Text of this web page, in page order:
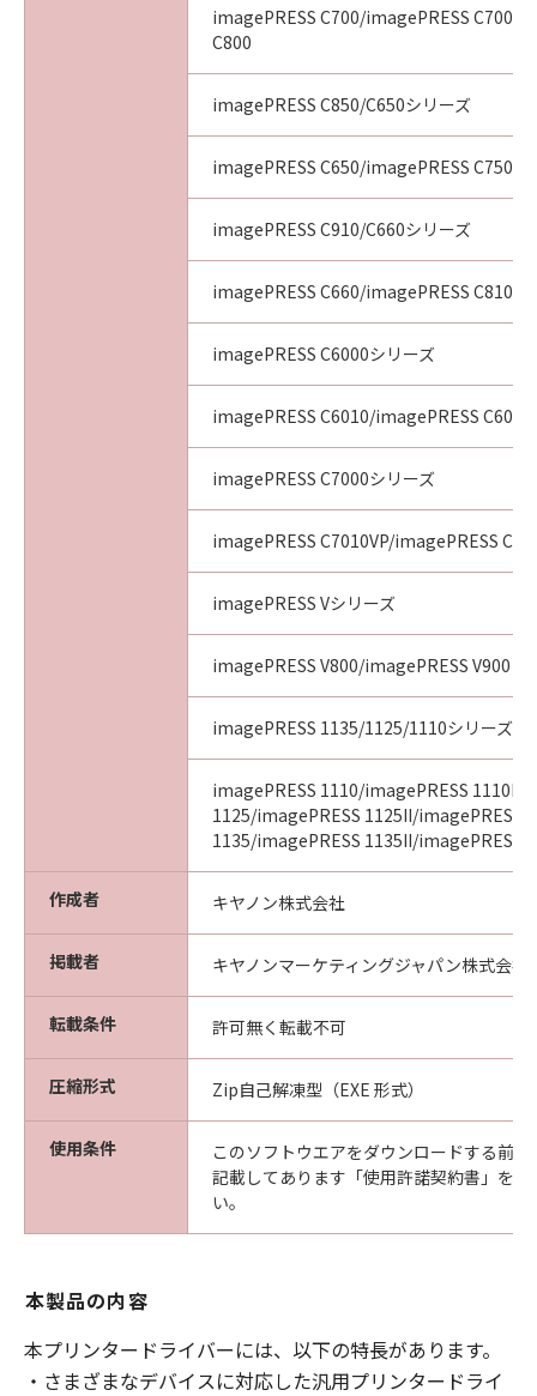
imagePRESS C700/imagePRESS C700L/
C800
imagePRESS C850/C650シリーズ
imagePRESS C650/imagePRESS C750/
imagePRESS C910/C660シリーズ
imagePRESS C660/imagePRESS C810/
imagePRESS C6000シリーズ
imagePRESS C6010/imagePRESS C6011
imagePRESS C7000シリーズ
imagePRESS C7010VP/imagePRESS
imagePRESS Vシリーズ
imagePRESS V800/imagePRESS V900
imagePRESS 1135/1125/1110シリーズ
imagePRESS 1110/imagePRESS 1110II/
1125/imagePRESS 1125II/imagePRESS
1135/imagePRESS 1135II/imagePRESS
作成者 キヤノン株式会社
掲載者 キヤノンマーケティングジャパン株式会社
転載条件 許可無く転載不可
圧縮形式 Zip自己解凍型（EXE 形式）
使用条件
このソフトウエアをダウンロードする前
記載してあります「使用許諾契約書」を
い。
本製品の内容
本プリンタードライバーには、以下の特長があります。
・さまざまなデバイスに対応した汎用プリンタードライ